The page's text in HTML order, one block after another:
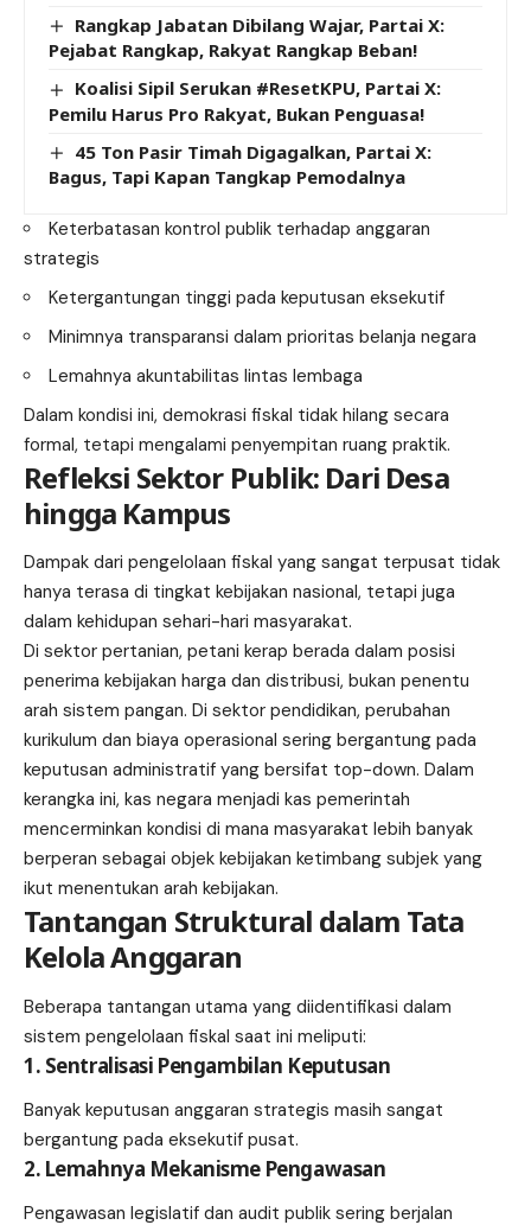
Rangkap Jabatan Dibilang Wajar, Partai X:
Pejabat Rangkap, Rakyat Rangkap Beban!
Koalisi Sipil Serukan #ResetKPU, Partai X:
Pemilu Harus Pro Rakyat, Bukan Penguasa!
45 Ton Pasir Timah Digagalkan, Partai X:
Bagus, Tapi Kapan Tangkap Pemodalnya
Keterbatasan kontrol publik terhadap anggaran
strategis
Ketergantungan tinggi pada keputusan eksekutif
Minimnya transparansi dalam prioritas belanja negara
Lemahnya akuntabilitas lintas lembaga
Dalam kondisi ini, demokrasi fiskal tidak hilang secara
formal, tetapi mengalami penyempitan ruang praktik.
Refleksi Sektor Publik: Dari Desa
hingga Kampus
Dampak dari pengelolaan fiskal yang sangat terpusat tidak
hanya terasa di tingkat kebijakan nasional, tetapi juga
dalam kehidupan sehari-hari masyarakat.
Di sektor pertanian, petani kerap berada dalam posisi
penerima kebijakan harga dan distribusi, bukan penentu
arah sistem pangan. Di sektor pendidikan, perubahan
kurikulum dan biaya operasional sering bergantung pada
keputusan administratif yang bersifat top-down. Dalam
kerangka ini, kas negara menjadi kas pemerintah
mencerminkan kondisi di mana masyarakat lebih banyak
berperan sebagai objek kebijakan ketimbang subjek yang
ikut menentukan arah kebijakan.
Tantangan Struktural dalam Tata
Kelola Anggaran
Beberapa tantangan utama yang diidentifikasi dalam
sistem pengelolaan fiskal saat ini meliputi:
1. Sentralisasi Pengambilan Keputusan
Banyak keputusan anggaran strategis masih sangat
bergantung pada eksekutif pusat.
2. Lemahnya Mekanisme Pengawasan
Pengawasan legislatif dan audit publik sering berjalan